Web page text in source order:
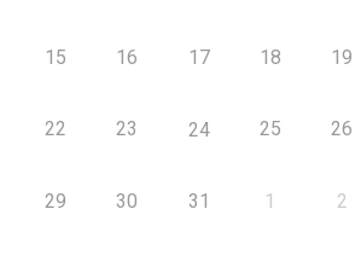
15 16 17 18 19
22 23 24 25 26
29 30 31 1 2